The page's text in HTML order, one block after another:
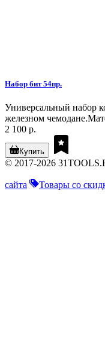
Набор бит 54пр.
Универсальный набор
железном
2 100 р.
Купить
© 2017-2026
сайта Товары со